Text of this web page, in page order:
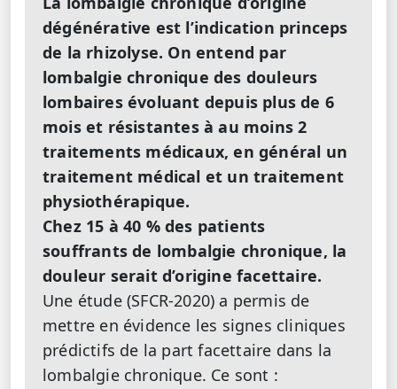
dégénérative est l’indication princeps
de la rhizolyse. On entend par
lombalgie chronique des douleurs
lombaires évoluant depuis plus de 6
mois et résistantes à au moins 2
traitements médicaux, en général un
traitement médical et un traitement
physiothérapique.
Chez 15 à 40 % des patients
souffrants de lombalgie chronique, la
douleur serait d’origine facettaire.
Une étude (SFCR-2020) a permis de
mettre en évidence les signes cliniques
prédictifs de la part facettaire dans la
lombalgie chronique. Ce sont :